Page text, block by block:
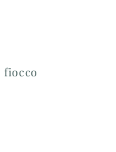
fiocco